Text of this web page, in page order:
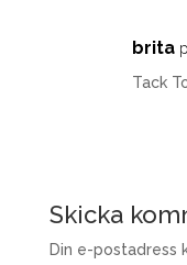
brita
Tack
Skicka
Din e-postadress